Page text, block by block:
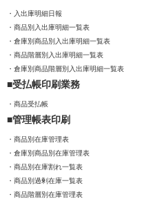
入出庫明細日報
商品別入出庫明細一覧表
倉庫別商品別入出庫明細一覧表
商品階層別入出庫明細一覧表
倉庫別商品階層別入出庫明細一覧表
受払帳印刷業務
商品受払帳
管理帳表印刷
商品別在庫管理表
倉庫別商品別在庫管理表
商品別在庫割れ一覧表
商品別過剰在庫一覧表
商品階層別在庫管理表